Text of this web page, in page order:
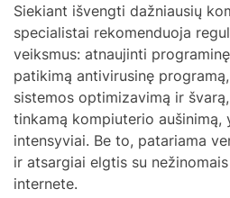
Siekiant išvengti dažniausių
specialistai rekomenduoja
veiksmus: atnaujinti
patikimą antivirusinę
sistemos optimizavimą ir
tinkamą kompiuterio aušinimą,
intensyviai. Be to, patariama
ir atsargiai elgtis su
internete.